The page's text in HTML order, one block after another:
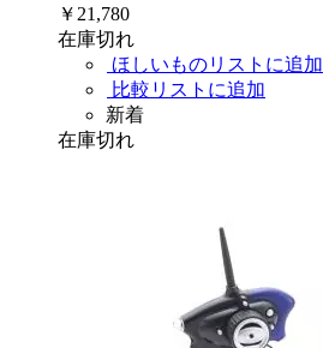
￥21,780
在庫切れ
ほしいものリストに追加
比較リストに追加
新着
在庫切れ